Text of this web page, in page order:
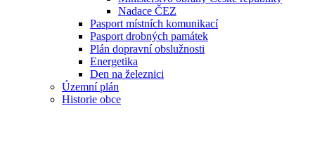
Nadace ČEZ
Pasport místních komunikací
Pasport drobných památek
Plán dopravní obslužnosti
Energetika
Den na železnici
Územní plán
Historie obce